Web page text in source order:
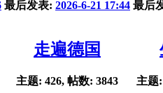
最后发表: 2026-6-21 17:44 最后
走遍德国
主题: 426, 帖数: 3843 主题